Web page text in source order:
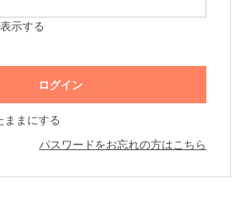
示する
ままにする
パスワードをお忘れの方はこちら